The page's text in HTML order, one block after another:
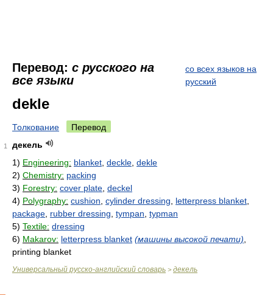
Перевод: с русского на
все языки
со всех языков на
русский
dekle
Толкование Перевод
1
декель
1) Engineering: blanket deckle dekle
2) Chemistry: packing
3) Forestry: cover plate deckel
4) Polygraphy: cushion cylinder dressing letterpress blanket
package rubber dressing tympan typman
5) Textile: dressing
6) Makarov: letterpress blanket (машины высокой печати)
printing blanket
Универсальный русско-английский словарь > декель